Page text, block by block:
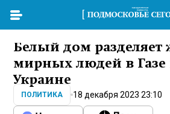
Белый дом разделяет
мирных людей в Газе
Украине
ПОЛИТИКА 18 декабря 2023 23:10